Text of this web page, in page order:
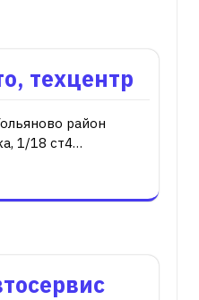
техцентр
район
1/18 ст4…